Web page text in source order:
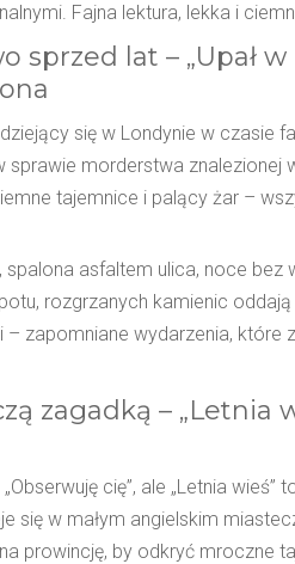
Fajna lektura, lekka i
sprzed lat – „Upał w
się w Londynie w czasie
morderstwa znalezionej
tajemnice i palący żar –
asfaltem ulica, noce bez
rozgrzanych kamienic
zapomniane wydarzenia, które
zagadką – „Letnia
cię”, ale „Letnia wieś”
się w małym angielskim
prowincję, by odkryć mroczne